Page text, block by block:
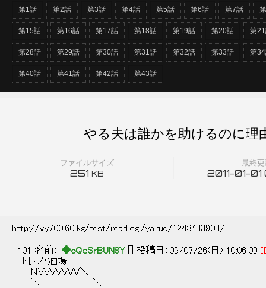
第1話 第2話 第3話 第4話 第5話 第6話 第7話
第15話 第16話 第17話 第18話 第19話 第20話 第
第28話 第29話 第30話 第31話 第32話 第33話 第
第40話 第41話 第42話 第43話
ファイルサイズ
251 KB
最終
2011-01-
やる夫は誰かを助けるのに理
http://yy700.60.kg/test/read.cgi/yaruo/1248443903/
101 名前： ◆oQcSrBUN8Y [] 投稿日：09/07/26(日) 10:06:09
-トレノ・酒場-
ＮVVVVVVV＼
＼ ＼